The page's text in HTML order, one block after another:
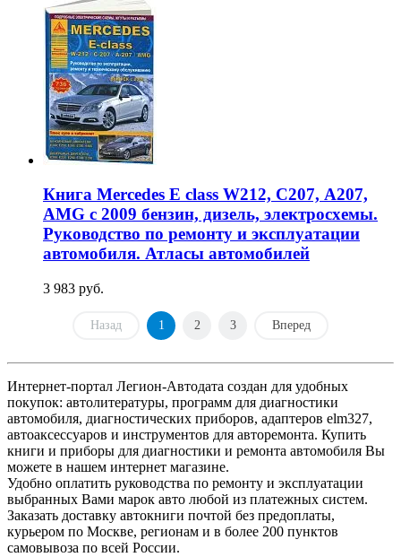
Книга Mercedes E class W212, С207, А207,
AMG с 2009 бензин, дизель, электросхемы.
Руководство по ремонту и эксплуатации
автомобиля. Атласы автомобилей
3 983 руб.
Назад 1 2 3 Вперед
Интернет-портал Легион-Автодата создан для удобных
покупок: автолитературы, программ для диагностики
автомобиля, диагностических приборов, адаптеров elm327,
автоаксессуаров и инструментов для авторемонта. Купить
книги и приборы для диагностики и ремонта автомобиля Вы
можете в нашем интернет магазине.
Удобно оплатить руководства по ремонту и эксплуатации
выбранных Вами марок авто любой из платежных систем.
Заказать доставку автокниги почтой без предоплаты,
курьером по Москве, регионам и в более 200 пунктов
самовывоза по всей России.